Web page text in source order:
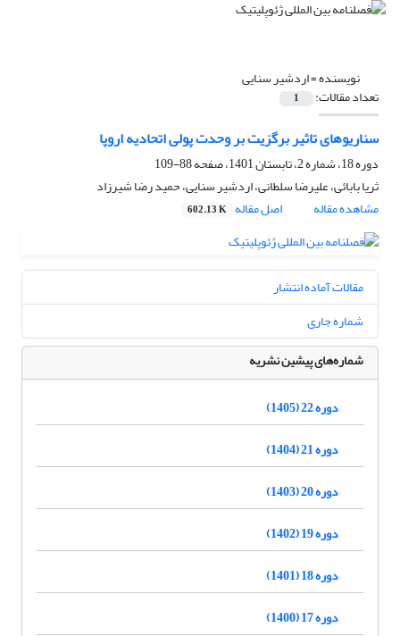
نویسنده =اردشیر سنایی
تعداد مقالات: 1
سناریوهای تاثیر برگزیت بر وحدت پولی اتحادیه اروپا
دوره 18، شماره 2، تابستان 1401، صفحه
88-109
ثریا بابائی، علیرضا سلطانی، اردشیر سنایی، حمید رضا شیرزاد
مشاهده مقاله
اصل مقاله 602.13 K
مقالات آماده انتشار
شماره جاری
شماره‌های پیشین نشریه
دوره 22 (1405)
دوره 21 (1404)
دوره 20 (1403)
دوره 19 (1402)
دوره 18 (1401)
دوره 17 (1400)